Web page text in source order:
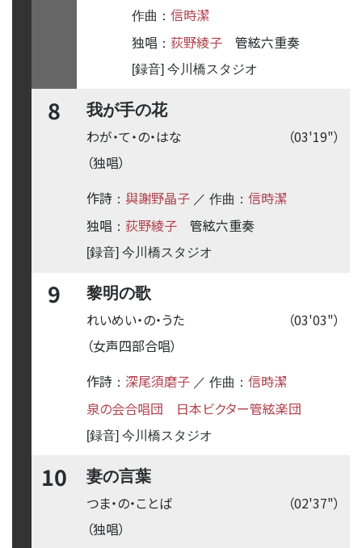
作曲： 信時潔
独唱 ： 荻野綾子 管絃六重奏
[録音] 今川橋スタジオ
8 我が手の花
（03'19"）
わが・て・の・はな
（独唱）
作詩 ： 與謝野晶子 ／ 作曲： 信時潔
独唱 ： 荻野綾子 管絃六重奏
[録音] 今川橋スタジオ
9 黎明の歌
（03'03"）
れいめい・の・うた
（女声四部合唱）
作詩 ： 深尾須磨子 ／ 作曲： 信時潔
泉の会合唱団
日本ビクター管絃楽団
[録音] 今川橋スタジオ
10 妻の言葉
（02'37"）
つま・の・ことば
（独唱）